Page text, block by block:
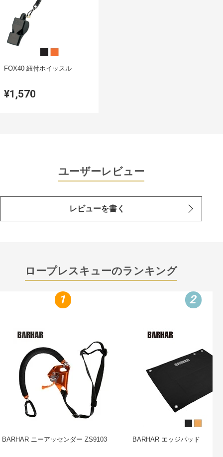
FOX40 紐付ホイッスル
¥1,570
ユーザーレビュー
レビューを書く
ロープレスキューのランキング
1
BARHAR ニーアッセンダー ZS9103
2
BARHAR エッジパッド